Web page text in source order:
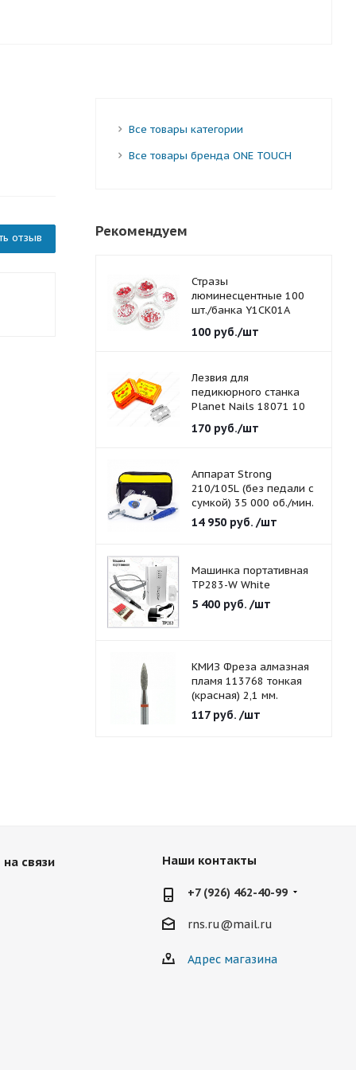
отзыв
Все товары категории
Все товары бренда ONE TOUCH
Рекомендуем
Стразы
люминесцентные 100
шт./банка Y1CK01A
красные 1,5 мм.
100руб./шт
Лезвия для
педикюрного станка
Planet Nails 18071 10
170руб./шт
Аппарат Strong
210/105L (без педали с
сумкой) 35 000 об./мин.
14 950руб. /шт
Машинка портативная
TP283-W White
5 400руб. /шт
КМИЗ Фреза алмазная
пламя 113768 тонкая
(красная) 2,1 мм.
117руб. /шт
связи Наши контакты
+7 (926) 462-40-99
rns.ru@mail.ru
Адрес магазина